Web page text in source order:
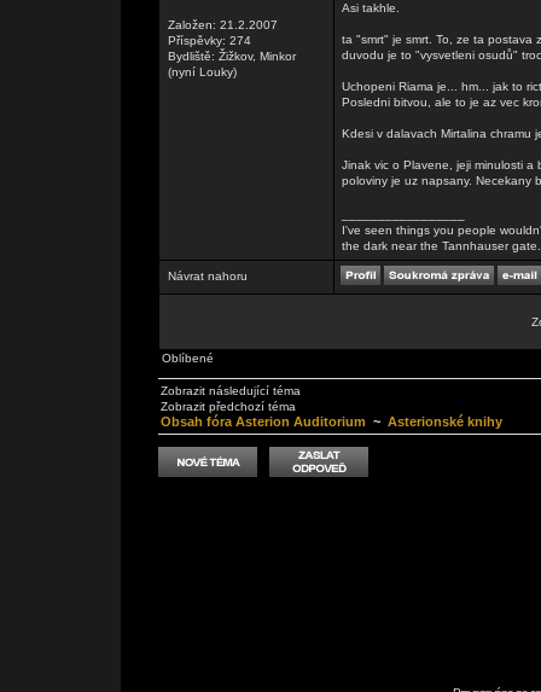
Založen: 21.2.2007
Příspěvky: 274
Bydliště: Žižkov, Minkor
(nyní Louky)
Asi takhle.
ta "smrt" je smrt. To, ze ta postava
duvodu je to "vysvetleni osudů"
Uchopeni Riama je... hm... jak to
Posledni bitvou, ale to je az vec
Kdesi v dalavach Mirtalina chramu
Jinak vic o Plavene, jeji minulosti
poloviny je uz napsany. Necekany
I've seen things you people
the dark near the Tannhauser
Návrat nahoru
Oblíbené
Zobrazit následující téma
Zobrazit předchozí téma
Obsah fóra Asterion Auditorium ~ Asterionské knihy